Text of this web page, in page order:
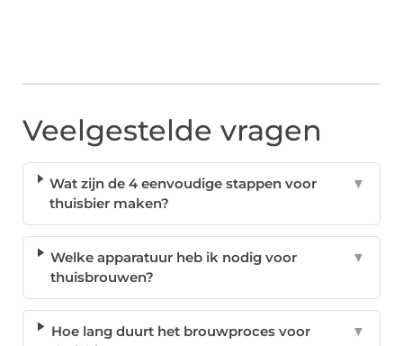
Veelgestelde vragen
Wat zijn de 4 eenvoudige stappen voor
thuisbier maken?
▼
Welke apparatuur heb ik nodig voor
thuisbrouwen?
▼
Hoe lang duurt het brouwproces voor
▼